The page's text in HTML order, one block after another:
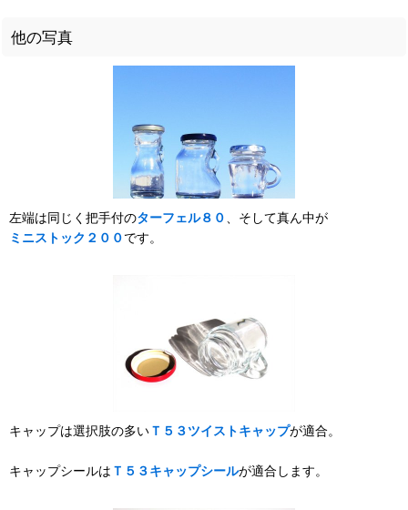
他の写真
左端は同じく把手付のターフェル８０
、そして真ん中が
ミニストック２００です。
キャップは選択肢の多いＴ５３ツイストキャップが適合。
キャップシールは Ｔ５３キャップシールが適合します。